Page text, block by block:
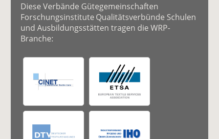
Diese Verbände Gütegemeinschaften
Forschungsinstitute Qualitätsverbünde Schulen
und Ausbildungsstätten tragen die WRP-
Branche: